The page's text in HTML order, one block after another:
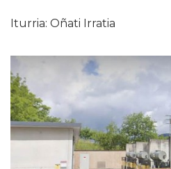
Iturria: Oñati Irratia